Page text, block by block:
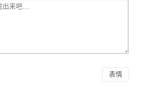
表情